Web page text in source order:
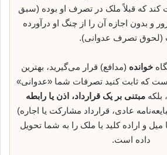
کند که قبلاً ملک در تصرف او بوده (سبق
و بدون اجازه آن را از چنگ او درآورده
تصرف عدوانی).
خوانده (مدافع) قرار می‌گیرید، بهترین
که ثابت کنید تصرفات شما «عدوانی»
بلکه مبتنی بر یک قرارداد، اذن یا رابطه
عادی، قرارداد مشارکت یا اجاره)
و اراده کلید یا ملک را به شما تحویل
داده است.